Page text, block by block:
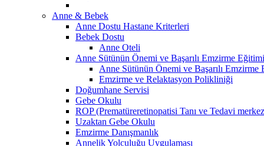
Anne & Bebek
Anne Dostu Hastane Kriterleri
Bebek Dostu
Anne Oteli
Anne Sütünün Önemi ve Başarılı Emzirme Eğitimi
Anne Sütünün Önemi ve Başarılı Emzirme
Emzirme ve Relaktasyon Polikliniği
Doğumhane Servisi
Gebe Okulu
ROP (Prematüreretinopatisi Tanı ve Tedavi
Uzaktan Gebe Okulu
Emzirme Danışmanlık
Annelik Yolculuğu Uygulaması